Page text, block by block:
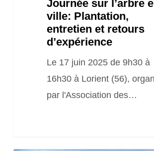
Journée sur l’arbre
ville: Plantation,
entretien et retours
d’expérience
Le 17 juin 2025 de 9h30 à
16h30 à Lorient (56),
par l'Association des…